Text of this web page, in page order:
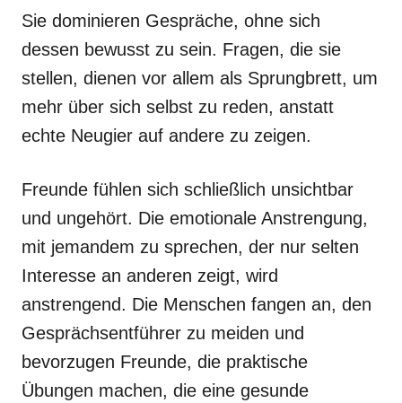
Sie dominieren Gespräche, ohne sich
dessen bewusst zu sein. Fragen, die sie
stellen, dienen vor allem als Sprungbrett, um
mehr über sich selbst zu reden, anstatt
echte Neugier auf andere zu zeigen.
Freunde fühlen sich schließlich unsichtbar
und ungehört. Die emotionale Anstrengung,
mit jemandem zu sprechen, der nur selten
Interesse an anderen zeigt, wird
anstrengend. Die Menschen fangen an, den
Gesprächsentführer zu meiden und
bevorzugen Freunde, die praktische
Übungen machen, die eine gesunde